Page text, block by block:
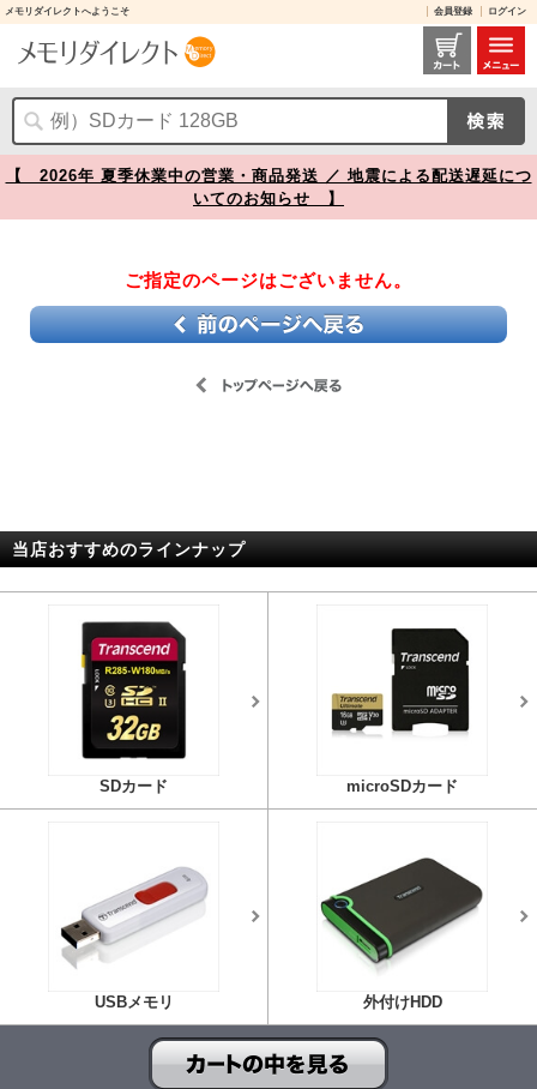
メモリダイレクトへようこそ 会員登録 ログイン
【】
【 2026年 夏季休業中の営業・商品発送 ／ 地震による配送遅延につ
いてのお知らせ 】
ご指定のページはございません。
当店おすすめのラインナップ
SDカード microSDカード
USBメモリ 外付けHDD